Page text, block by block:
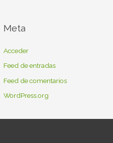
Meta
Acceder
Feed de entradas
Feed de comentarios
WordPress.org